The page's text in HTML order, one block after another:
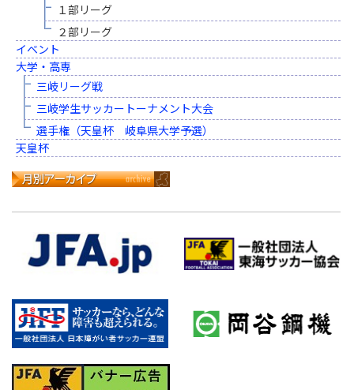
１部リーグ
２部リーグ
イベント
大学・高専
三岐リーグ戦
三岐学生サッカートーナメント大会
選手権（天皇杯 岐阜県大学予選）
天皇杯